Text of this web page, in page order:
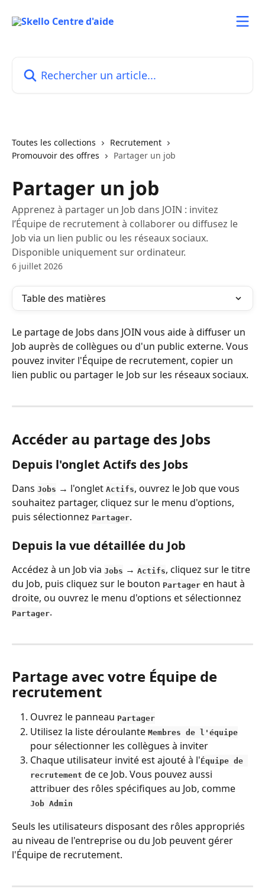
Toutes les collections
Recrutement
Promouvoir des offres
Partager un job
Partager un job
Apprenez à partager un Job dans JOIN : invitez
l’Équipe de recrutement à collaborer ou diffusez le
Job via un lien public ou les réseaux sociaux.
Disponible uniquement sur ordinateur.
6 juillet 2026
Table des matières
Le partage de Jobs dans JOIN vous aide à diffuser un
Job auprès de collègues ou d'un public externe. Vous
pouvez inviter l'Équipe de recrutement, copier un
lien public ou partager le Job sur les réseaux sociaux.
Accéder au partage des Jobs
Depuis l'onglet Actifs des Jobs
Dans Jobs → l'onglet Actifs, ouvrez le Job que vous
souhaitez partager, cliquez sur le menu d'options,
puis sélectionnez Partager.
Depuis la vue détaillée du Job
Accédez à un Job via Jobs → Actifs, cliquez sur le titre
du Job, puis cliquez sur le bouton Partager en haut à
droite, ou ouvrez le menu d'options et sélectionnez
Partager.
Partage avec votre Équipe de
recrutement
Ouvrez le panneau Partager
Utilisez la liste déroulante Membres de l'équipe
pour sélectionner les collègues à inviter
Chaque utilisateur invité est ajouté à l'Équipe de
recrutement de ce Job. Vous pouvez aussi
attribuer des rôles spécifiques au Job, comme
Job Admin
Seuls les utilisateurs disposant des rôles appropriés
au niveau de l'entreprise ou du Job peuvent gérer
l'Équipe de recrutement.